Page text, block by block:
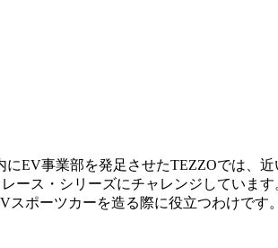
EV事業部を発足させたTEZZOでは、
ース・シリーズにチャレンジしていま
ポーツカーを造る際に役立つわけです。